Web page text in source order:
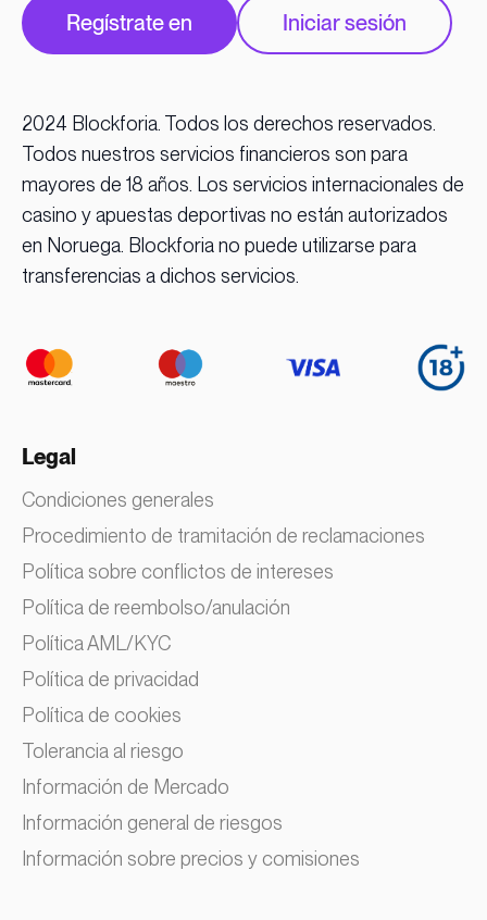
Regístrate en Iniciar sesión
2024 Blockforia. Todos los derechos reservados.
Todos nuestros servicios financieros son para
mayores de 18 años. Los servicios internacionales de
casino y apuestas deportivas no están autorizados
en Noruega. Blockforia no puede utilizarse para
transferencias a dichos servicios.
Legal
Condiciones generales
Procedimiento de tramitación de reclamaciones
Política sobre conflictos de intereses
Política de reembolso/anulación
Política AML/KYC
Política de privacidad
Política de cookies
Tolerancia al riesgo
Información de Mercado
Información general de riesgos
Información sobre precios y comisiones